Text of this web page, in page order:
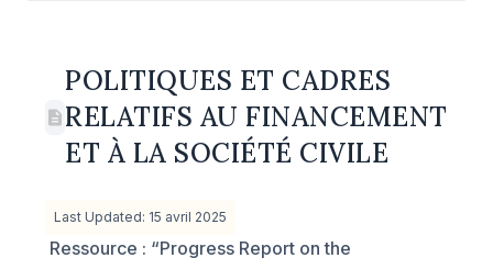
POLITIQUES ET CADRES
RELATIFS AU FINANCEMENT
ET À LA SOCIÉTÉ CIVILE
Last Updated: 15 avril 2025
Ressource : “Progress Report on the